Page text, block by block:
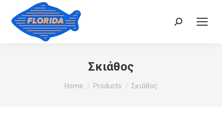
Search:
Σκιάθος
You are here:
Home Products Σκιάθος